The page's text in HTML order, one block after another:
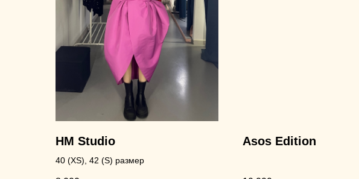
HM Studio
40 (XS), 42 (S) размер
Asos Edition